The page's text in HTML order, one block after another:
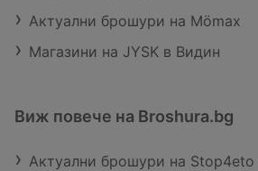
Актуални брошури на Mömax
Магазини на JYSK в Видин
Виж повече на Broshura.bg
Актуални брошури на Stop4eto